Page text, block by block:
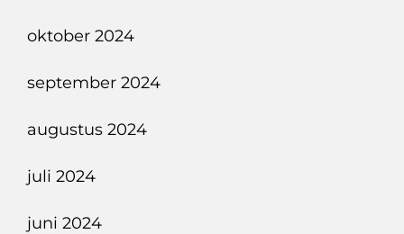
oktober 2024
september 2024
augustus 2024
juli 2024
juni 2024